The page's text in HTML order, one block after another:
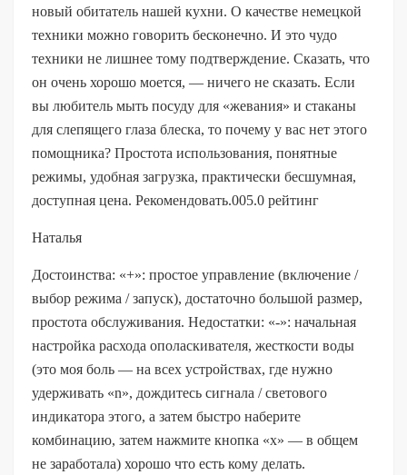
новый обитатель нашей кухни. О качестве немецкой
техники можно говорить бесконечно. И это чудо
техники не лишнее тому подтверждение. Сказать, что
он очень хорошо моется, — ничего не сказать. Если
вы любитель мыть посуду для «жевания» и стаканы
для слепящего глаза блеска, то почему у вас нет этого
помощника? Простота использования, понятные
режимы, удобная загрузка, практически бесшумная,
доступная цена. Рекомендовать.005.0 рейтинг
Наталья
Достоинства: «+»: простое управление (включение /
выбор режима / запуск), достаточно большой размер,
простота обслуживания. Недостатки: «-»: начальная
настройка расхода ополаскивателя, жесткости воды
(это моя боль — на всех устройствах, где нужно
удерживать «n», дождитесь сигнала / светового
индикатора этого, а затем быстро наберите
комбинацию, затем нажмите кнопка «х» — в общем
не заработала) хорошо что есть кому делать.